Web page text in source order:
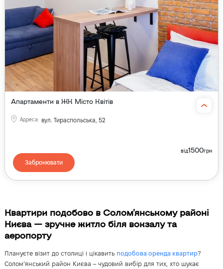
Апартаменти в ЖК Місто Квітів
Адреса: вул. Тираспольська, 52
від1500грн
Забронювати
Квартири подобово в Солом’янському районі
Києва — зручне житло біля вокзалу та
аеропорту
Плануєте візит до столиці і цікавить подобова оренда квартир?
Солом’янський район Києва – чудовий вибір для тих, хто шукає